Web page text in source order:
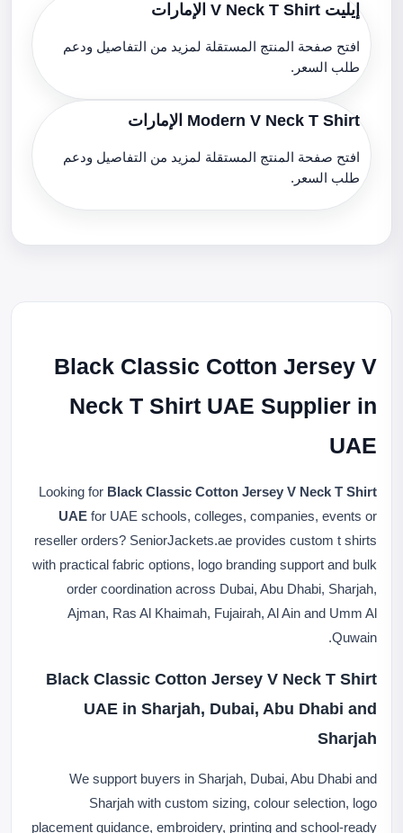
إيليت V Neck T Shirt الإمارات
افتح صفحة المنتج المستقلة لمزيد من التفاصيل ودعم
طلب السعر.
Modern V Neck T Shirt الإمارات
افتح صفحة المنتج المستقلة لمزيد من التفاصيل ودعم
طلب السعر.
Black Classic Cotton Jersey V
Neck T Shirt UAE Supplier in
UAE
Looking for Black Classic Cotton Jersey V Neck T Shirt
UAE for UAE schools, colleges, companies, events or
reseller orders? SeniorJackets.ae provides custom t shirts
with practical fabric options, logo branding support and bulk
order coordination across Dubai, Abu Dhabi, Sharjah,
Ajman, Ras Al Khaimah, Fujairah, Al Ain and Umm Al
Quwain.
Black Classic Cotton Jersey V Neck T Shirt
UAE in Sharjah, Dubai, Abu Dhabi and
Sharjah
We support buyers in Sharjah, Dubai, Abu Dhabi and
Sharjah with custom sizing, colour selection, logo
placement guidance, embroidery, printing and school-ready